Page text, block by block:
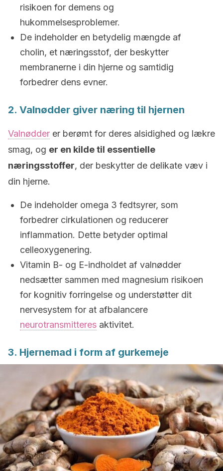
risikoen for demens og
hukommelsesproblemer.
De indeholder en betydelig mængde af
cholin, et næringsstof, der beskytter
membranerne i din hjerne og samtidig
forbedrer dens evner.
2. Valnødder giver næring til hjernen
Valnødder er berømt for deres alsidighed og lækre
smag, og er en kilde til essentielle
næringsstoffer, der beskytter de delikate væv i
din hjerne.
De indeholder omega 3 fedtsyrer, som
forbedrer cirkulationen og reducerer
inflammation. Dette betyder optimal
celleoxygenering.
Vitamin B- og E-indholdet af valnødder
nedsætter sammen med magnesium risikoen
for kognitiv forringelse og understøtter dit
nervesystem for at afbalancere
neurotransmitteres aktivitet.
3. Hjernemad i form af gurkemeje